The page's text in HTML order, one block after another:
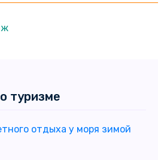
туризме
отдыха у моря зимой